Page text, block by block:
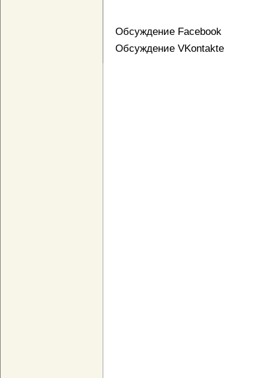
Обсуждение Facebook
Обсуждение VKontakte